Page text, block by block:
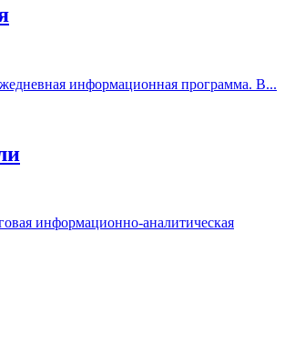
информационная программа. В...
информационно-аналитическая